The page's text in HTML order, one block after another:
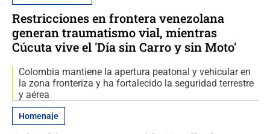
Restricciones en frontera venezolana
generan traumatismo vial, mientras
Cúcuta vive el 'Día sin Carro y sin Moto'
Colombia mantiene la apertura peatonal y vehicular en
la zona fronteriza y ha fortalecido la seguridad terrestre
y aérea
Homenaje